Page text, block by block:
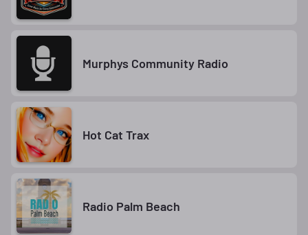
Murphys Community Radio
Hot Cat Trax
Radio Palm Beach